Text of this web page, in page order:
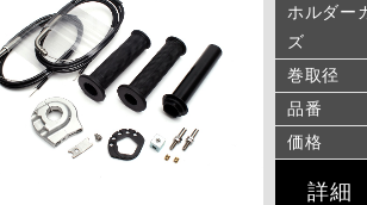
ホルダー
ズ
巻取径
品番
価格
詳細